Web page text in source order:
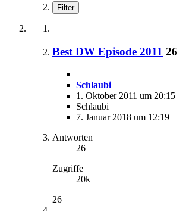
Filter
Best DW Episode 2011 26
Schlaubi
1. Oktober 2011 um 20:15
Schlaubi
7. Januar 2018 um 12:19
Antworten
26
Zugriffe
20k
26